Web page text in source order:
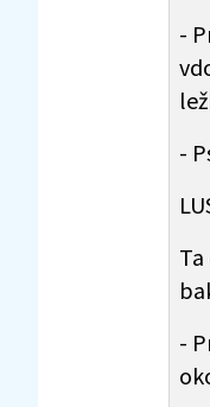
-
-
-